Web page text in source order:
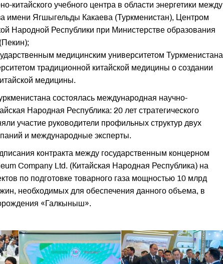
китайского учебного центра в области энергетики между
имени Ягшыгельды Какаева (Туркменистан), Центром
Народной Республики при Министерстве образования
медицинским университетом Туркменистана
традиционной китайской медицины о создании
медицины.
состоялась международная научно-
Народная Республика: 20 лет стратегического
участие руководители профильных структур двух
и международные эксперты.
контракта между государственным концерном
Company Ltd. (Китайская Народная Республика) на
по подготовке товарного газа мощностью 10 млрд
необходимых для обеспечения данного объема, в
«Галкыныш».